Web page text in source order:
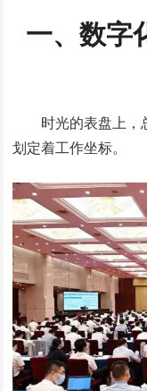
一、 数字
时光的表盘上，
划定着工作坐标。